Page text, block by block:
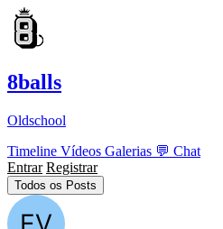
8balls
Oldschool
Timeline Vídeos Galerias 💬 Chat
Entrar Registrar
Todos os Posts